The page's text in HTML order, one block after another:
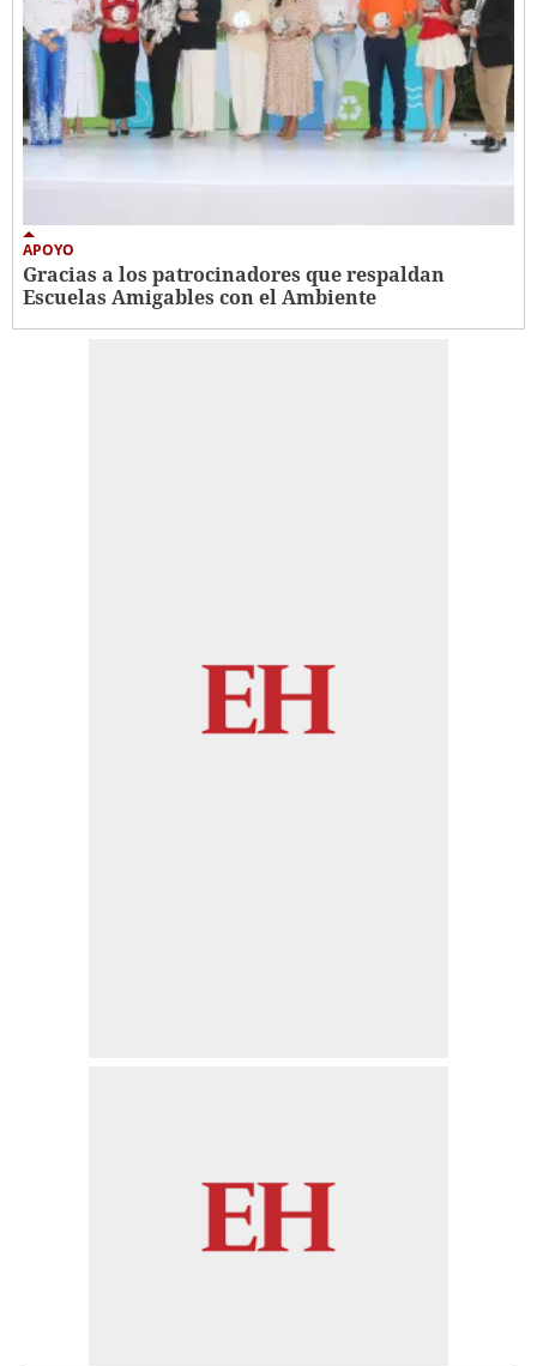
APOYO
Gracias a los patrocinadores que respaldan
Escuelas Amigables con el Ambiente